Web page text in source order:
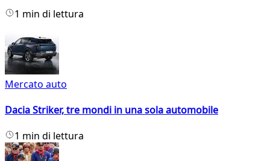
1 min di lettura
Mercato auto
Dacia Striker, tre mondi in una sola automobile
1 min di lettura